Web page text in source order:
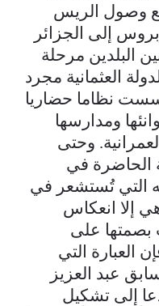
وصول الريس
إلى الجزائر
بين البلدين مرحلة
العثمانية مجرد
نظاما حضاريا
ومدارسها
وحتى
الحاضرة في
التي تُستشعر في
إلا انعكاس
بصمتها على
العبارة التي
عبد العزيز
إلى تشكيل